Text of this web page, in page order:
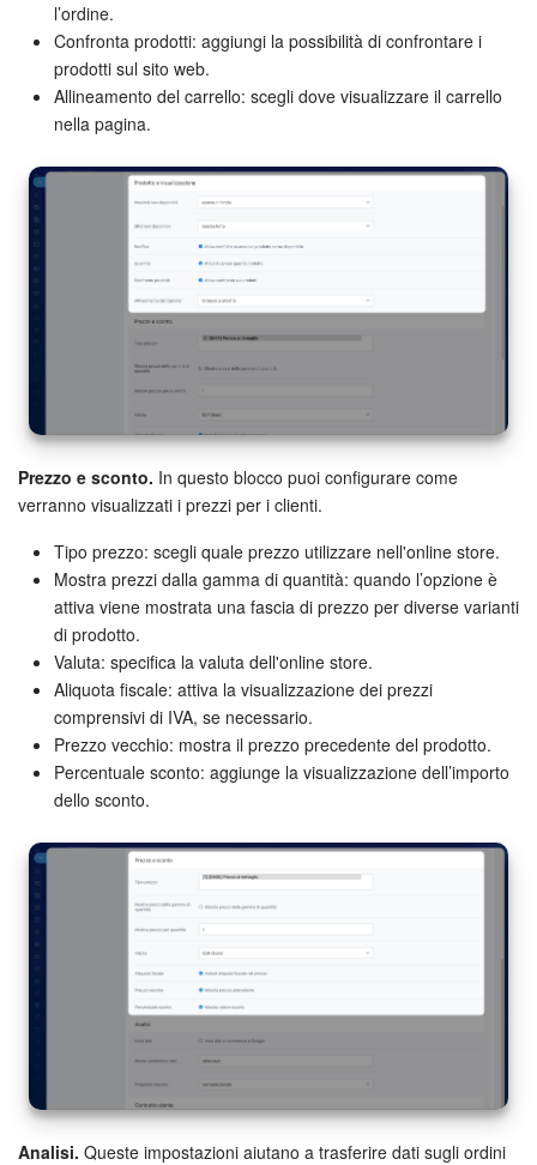
l’ordine.
Confronta prodotti: aggiungi la possibilità di confrontare i
prodotti sul sito web.
Allineamento del carrello: scegli dove visualizzare il carrello
nella pagina.
Prezzo e sconto. In questo blocco puoi configurare come
verranno visualizzati i prezzi per i clienti.
Tipo prezzo: scegli quale prezzo utilizzare nell'online store.
Mostra prezzi dalla gamma di quantità: quando l’opzione è
attiva viene mostrata una fascia di prezzo per diverse varianti
di prodotto.
Valuta: specifica la valuta dell'online store.
Aliquota fiscale: attiva la visualizzazione dei prezzi
comprensivi di IVA, se necessario.
Prezzo vecchio: mostra il prezzo precedente del prodotto.
Percentuale sconto: aggiunge la visualizzazione dell’importo
dello sconto.
Analisi. Queste impostazioni aiutano a trasferire dati sugli ordini